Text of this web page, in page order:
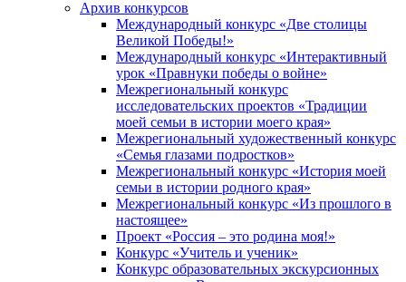
Архив конкурсов
Международный конкурс «Две столицы
Великой Победы!»
Международный конкурс «Интерактивный
урок «Правнуки победы о войне»
Межрегиональный конкурс
исследовательских проектов «Традиции
моей семьи в истории моего края»
Межрегиональный художественный конкурс
«Семья глазами подростков»
Межрегиональный конкурс «История моей
семьи в истории родного края»
Межрегиональный конкурс «Из прошлого в
настоящее»
Проект «Россия – это родина моя!»
Конкурс «Учитель и ученик»
Конкурс образовательных экскурсионных